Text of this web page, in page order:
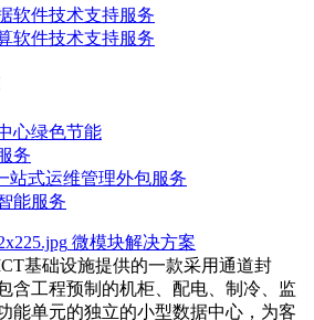
软件技术支持服务
软件技术支持服务
心绿色节能
务
站式运维管理外包服务
能服务
微模块解决方案
基础设施提供的一款采用通道封
含工程预制的机柜、配电、制冷、监
能单元的独立的小型数据中心，为客